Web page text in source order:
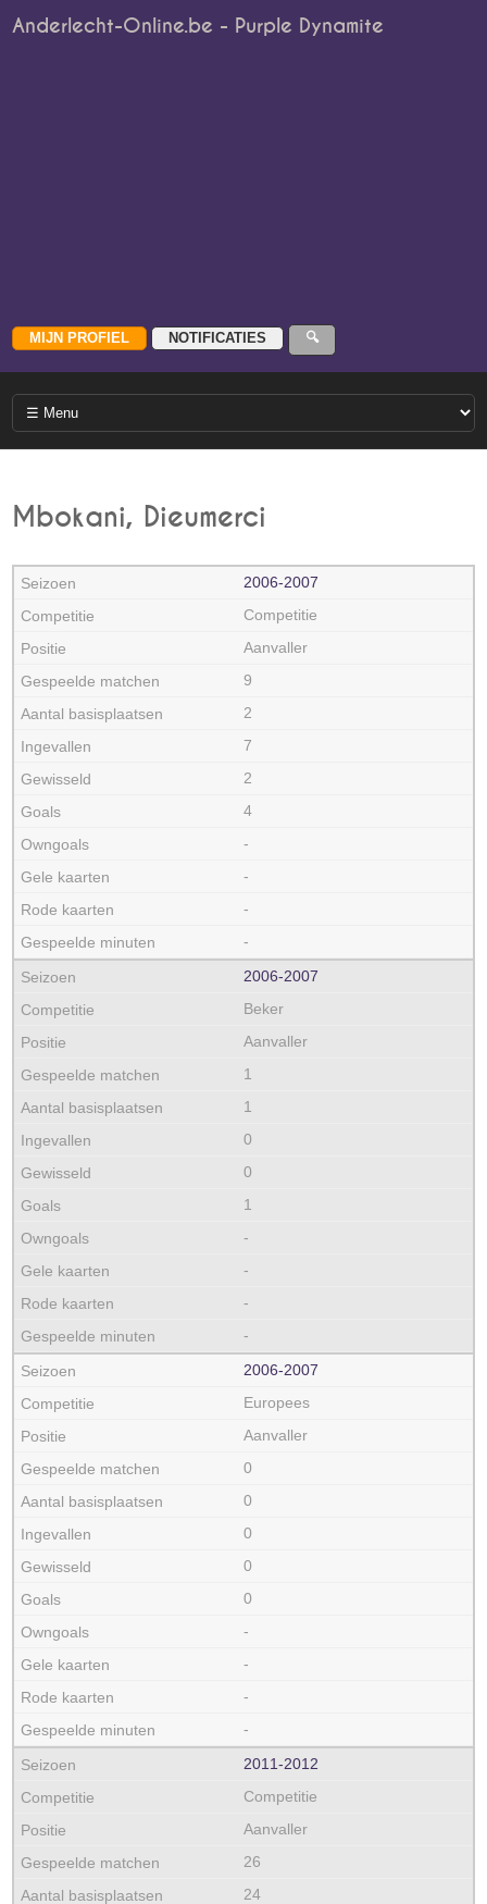
Anderlecht-Online.be - Purple Dynamite
Mbokani, Dieumerci
2006‑2007
Competitie
Aanvaller
9
2
7
2
4
-
-
-
-
2006‑2007
Beker
Aanvaller
1
1
0
0
1
-
-
-
-
2006‑2007
Europees
Aanvaller
0
0
0
0
0
-
-
-
-
2011‑2012
Competitie
Aanvaller
26
24